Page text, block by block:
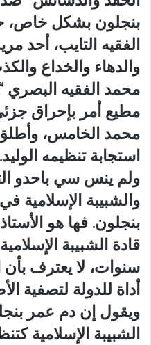
بنجلون بشكل
الفقيه التايب، أحد
والدهاء والخداع
محمد الفقيه البصري
مطيع أمر بإحراق
محمد الخامس، وأطلق
استجابة تنظيمه الوليد.
ولم ينس سي باحدو
والشبيبة الإسلامية
بنجلون. فها هو
قادة الشبيبة
سنوات، لا يعترف بأن
أداة للدولة لتصفية
ويقول إن دم عمر
الشبيبة الإسلامية